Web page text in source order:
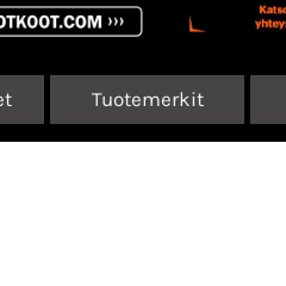
Tuotemerkit